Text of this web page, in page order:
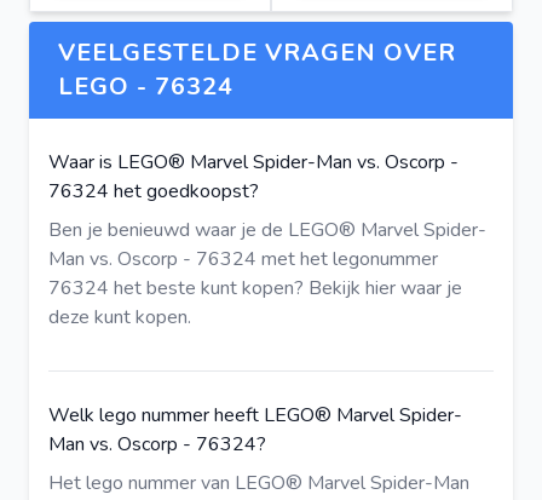
VEELGESTELDE VRAGEN OVER
LEGO - 76324
Waar is LEGO® Marvel Spider-Man vs. Oscorp -
76324 het goedkoopst?
Ben je benieuwd waar je de LEGO® Marvel Spider-
Man vs. Oscorp - 76324 met het legonummer
76324 het beste kunt kopen? Bekijk hierwaar je
deze kunt kopen.
Welk lego nummer heeft LEGO® Marvel Spider-
Man vs. Oscorp - 76324?
Het lego nummer van LEGO® Marvel Spider-Man